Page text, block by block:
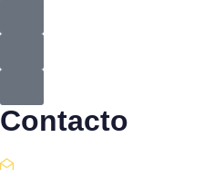
Contacto